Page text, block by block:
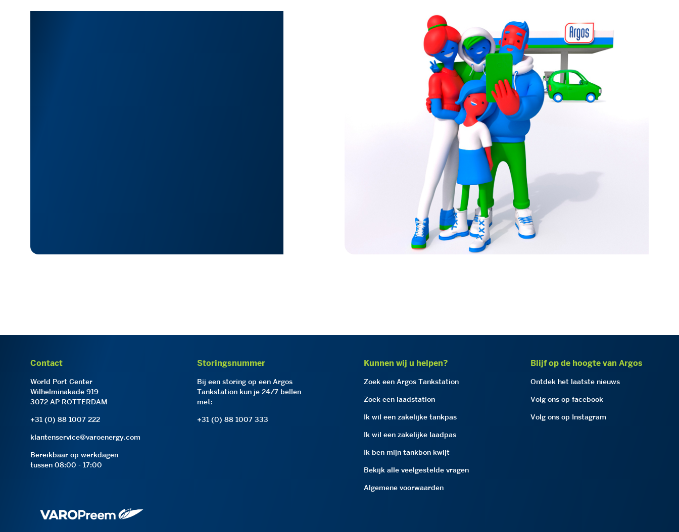
Contact
World Port Center
Wilhelminakade 919
3072 AP ROTTERDAM
+31 (0) 88 1007 222
klantenservice@varoenergy.com
Bereikbaar op werkdagen
tussen 08:00 - 17:00
Storingsnummer
Bij een storing op een Argos
Tankstation kun je 24/7 bellen
met:
+31 (0) 88 1007 333
Kunnen wij u helpen?
Zoek een Argos Tankstation
Zoek een laadstation
Ik wil een zakelijke tankpas
Ik wil een zakelijke laadpas
Ik ben mijn tankbon kwijt
Bekijk alle veelgestelde vragen
Algemene voorwaarden
Blijf op de hoogte van Argos
Ontdek het laatste nieuws
Volg ons op facebook
Volg ons op Instagram